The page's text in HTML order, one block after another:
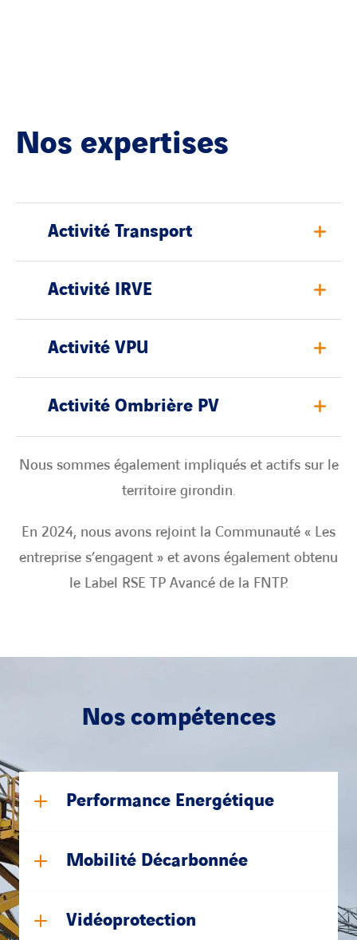
Nos expertises
Activité Transport
Activité IRVE
Activité VPU
Activité Ombrière PV
Nous sommes également impliqués et actifs sur le
territoire girondin.
En 2024, nous avons rejoint la Communauté « Les
entreprise s’engagent » et avons également obtenu
le Label RSE TP Avancé de la FNTP.
Nos compétences
Performance Energétique
Mobilité Décarbonnée
Vidéoprotection